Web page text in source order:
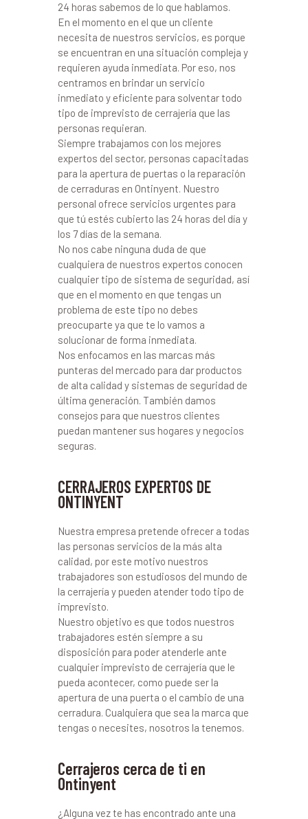
24 horas sabemos de lo que hablamos.
En el momento en el que un cliente
necesita de nuestros servicios, es porque
se encuentran en una situación compleja y
requieren ayuda inmediata. Por eso, nos
centramos en brindar un servicio
inmediato y eficiente para solventar todo
tipo de imprevisto de cerrajería que las
personas requieran.
Siempre trabajamos con los mejores
expertos del sector, personas capacitadas
para la apertura de puertas o la reparación
de cerraduras en Ontinyent. Nuestro
personal ofrece servicios urgentes para
que tú estés cubierto las 24 horas del día y
los 7 días de la semana.
No nos cabe ninguna duda de que
cualquiera de nuestros expertos conocen
cualquier tipo de sistema de seguridad, así
que en el momento en que tengas un
problema de este tipo no debes
preocuparte ya que te lo vamos a
solucionar de forma inmediata.
Nos enfocamos en las marcas más
punteras del mercado para dar productos
de alta calidad y sistemas de seguridad de
última generación. También damos
consejos para que nuestros clientes
puedan mantener sus hogares y negocios
seguras.
CERRAJEROS EXPERTOS DE
ONTINYENT
Nuestra empresa pretende ofrecer a todas
las personas servicios de la más alta
calidad, por este motivo nuestros
trabajadores son estudiosos del mundo de
la cerrajería y pueden atender todo tipo de
imprevisto.
Nuestro objetivo es que todos nuestros
trabajadores estén siempre a su
disposición para poder atenderle ante
cualquier imprevisto de cerrajería que le
pueda acontecer, como puede ser la
apertura de una puerta o el cambio de una
cerradura. Cualquiera que sea la marca que
tengas o necesites, nosotros la tenemos.
Cerrajeros cerca de ti en
Ontinyent
¿Alguna vez te has encontrado ante una